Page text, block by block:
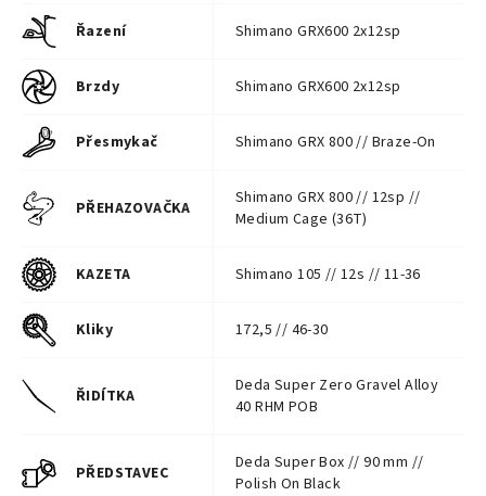
Řazení Shimano GRX600 2x12sp
Brzdy Shimano GRX600 2x12sp
Přesmykač Shimano GRX 800 // Braze-On
PŘEHAZOVAČKA
Shimano GRX 800 // 12sp //
Medium Cage (36T)
KAZETA Shimano 105 // 12s // 11-36
Kliky 172,5 // 46-30
ŘIDÍTKA
Deda Super Zero Gravel Alloy
40 RHM POB
PŘEDSTAVEC
Deda Super Box // 90 mm //
Polish On Black